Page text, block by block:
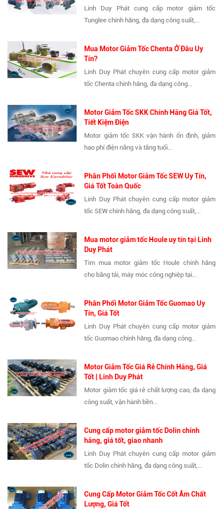
Linh Duy Phát cung cấp motor giảm tốc
Tunglee chính hãng, đa dạng công suất,...
Mua Motor Giảm Tốc Chenta Ở Đâu Uy
Tín?
Linh Duy Phát chuyên cung cấp motor giảm
tốc Chenta chính hãng, đa dạng công...
Motor Giảm Tốc SKK Chính Hãng Giá Tốt,
Tiết Kiệm Điện
Motor giảm tốc SKK vận hành ổn định, giảm
hao phí điện năng và tăng tuổi...
Phân Phối Motor Giảm Tốc SEW Uy Tín,
Giá Tốt Toàn Quốc
Linh Duy Phát chuyên cung cấp motor giảm
tốc SEW chính hãng, đa dạng công suất,...
Mua motor giảm tốc Houle uy tín tại Linh
Duy Phát
Tìm mua motor giảm tốc Houle chính hãng
cho băng tải, máy móc công nghiệp tại...
Phân Phối Motor Giảm Tốc Guomao Uy
Tín, Giá Tốt
Linh Duy Phát chuyên cung cấp motor giảm
tốc Guomao chính hãng, đa dạng công...
Motor Giảm Tốc Giá Rẻ Chính Hãng, Giá
Tốt | Linh Duy Phát
Motor giảm tốc giá rẻ chất lượng cao, đa dạng
công suất, vận hành bền...
Cung cấp motor giảm tốc Dolin chính
hãng, giá tốt, giao nhanh
Linh Duy Phát chuyên cung cấp motor giảm
tốc Dolin chính hãng, đa dạng công suất,...
Cung Cấp Motor Giảm Tốc Cốt Âm Chất
Lượng, Giá Tốt